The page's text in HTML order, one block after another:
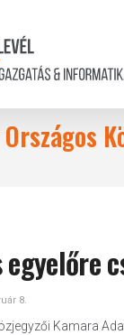
8.
Kamara